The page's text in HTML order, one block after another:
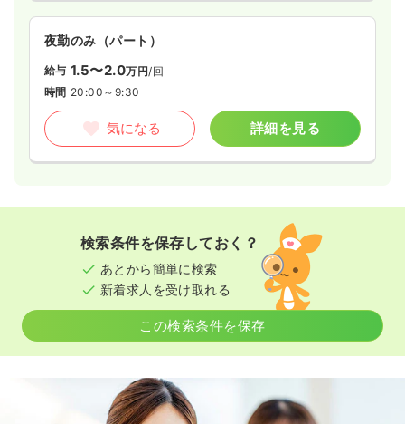
夜勤のみ（パート）
給与 1.5〜2.0万円/回
時間 20:00～9:30
気になる 詳細を見る
検索条件を保存しておく？
あとから簡単に検索
新着求人を受け取れる
この検索条件を保存